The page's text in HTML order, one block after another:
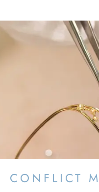
CONFLICT